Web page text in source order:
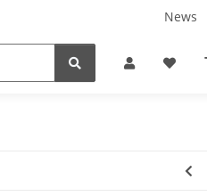
News
Jansen Produkte fertig montiert